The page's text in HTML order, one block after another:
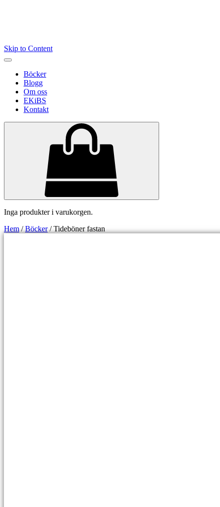
Skip to Content
Böcker
Blogg
Om oss
EKiBS
Kontakt
Inga produkter i varukorgen.
Hem/Böcker/ Tideböner fastan